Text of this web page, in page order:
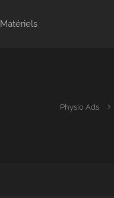
Matériels
Physio Ads